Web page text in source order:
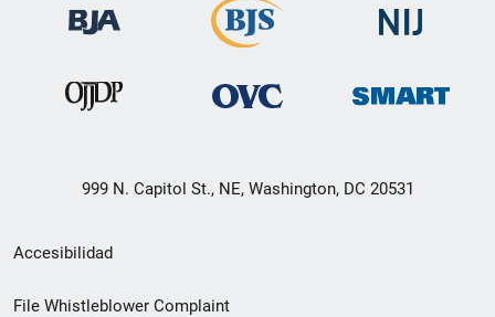
999 N. Capitol St., NE, Washington, DC 20531
Menú
de
Accesibilidad
File Whistleblower Complaint